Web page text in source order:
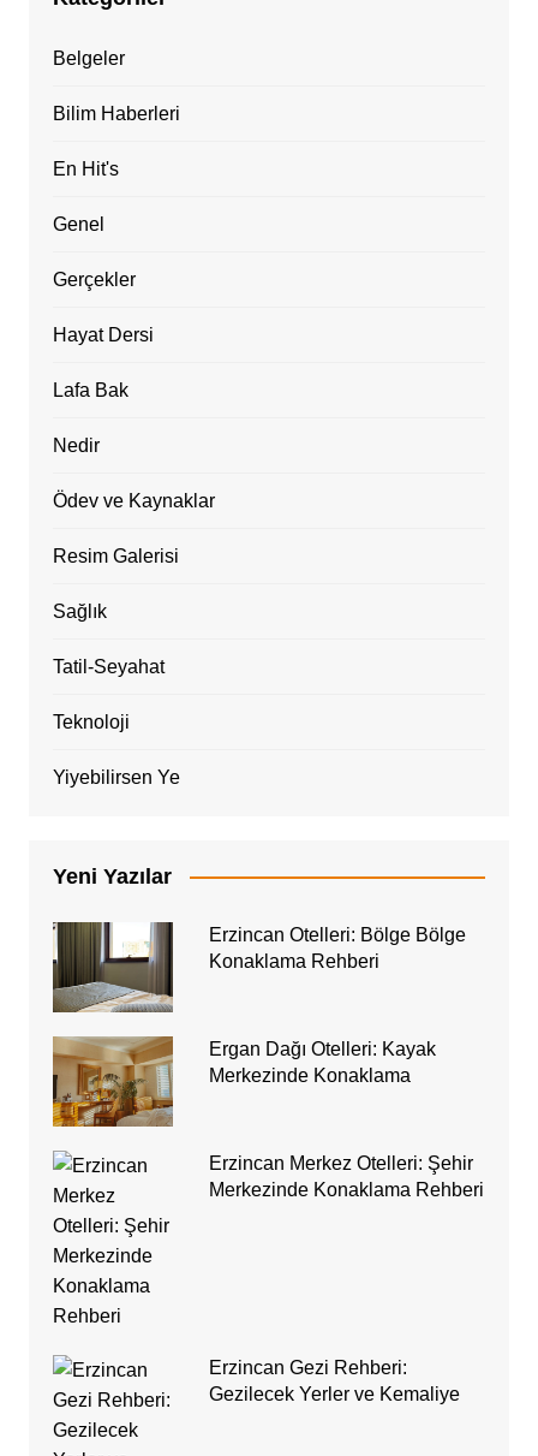
Belgeler
Bilim Haberleri
En Hit's
Genel
Gerçekler
Hayat Dersi
Lafa Bak
Nedir
Ödev ve Kaynaklar
Resim Galerisi
Sağlık
Tatil-Seyahat
Teknoloji
Yiyebilirsen Ye
Yeni Yazılar
Erzincan Otelleri: Bölge Bölge
Konaklama Rehberi
Ergan Dağı Otelleri: Kayak
Merkezinde Konaklama
Erzincan Merkez Otelleri: Şehir
Merkezinde Konaklama Rehberi
Erzincan Gezi Rehberi:
Gezilecek Yerler ve Kemaliye